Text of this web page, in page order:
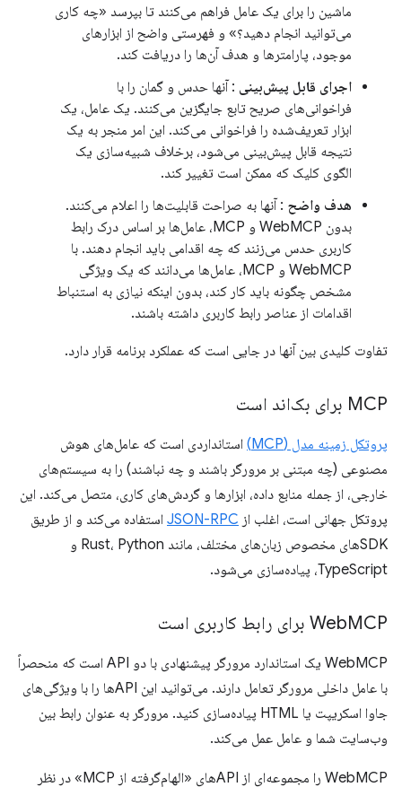
ماشین را برای یک عامل فراهم می‌کنند تا بپرسد «چه کاری
می‌توانید انجام دهید؟» و فهرستی واضح از ابزارهای
موجود، پارامترها و هدف آن‌ها را دریافت کند.
اجرای قابل پیش‌بینی : آنها حدس و گمان را با
فراخوانی‌های صریح تابع جایگزین می‌کنند. یک عامل، یک
ابزار تعریف‌شده را فراخوانی می‌کند. این امر منجر به یک
نتیجه قابل پیش‌بینی می‌شود، برخلاف شبیه‌سازی یک
الگوی کلیک که ممکن است تغییر کند.
هدف واضح : آنها به صراحت قابلیت‌ها را اعلام می‌کنند.
بدون WebMCP و MCP، عامل‌ها بر اساس درک رابط
کاربری حدس می‌زنند که چه اقدامی باید انجام دهند. با
WebMCP و MCP، عامل‌ها می‌دانند که یک ویژگی
مشخص چگونه باید کار کند، بدون اینکه نیازی به استنباط
اقدامات از عناصر رابط کاربری داشته باشند.
تفاوت کلیدی بین آنها در جایی است که عملکرد برنامه قرار دارد.
MCP برای بک‌اند است
پروتکل زمینه مدل (MCP)
استانداردی است که عامل‌های هوش
مصنوعی (چه مبتنی بر مرورگر باشند و چه نباشند) را به سیستم‌های
خارجی، از جمله منابع داده، ابزارها و گردش‌های کاری، متصل می‌کند. این
پروتکل جهانی است، اغلب از JSON-RPC استفاده می‌کند و از طریق
SDKهای مخصوص زبان‌های مختلف، مانند Rust، Python و
TypeScript، پیاده‌سازی می‌شود.
WebMCP برای رابط کاربری است
WebMCP یک استاندارد مرورگر پیشنهادی با دو API است که منحصراً
با عامل داخلی مرورگر تعامل دارند. می‌توانید این APIها را با ویژگی‌های
جاوا اسکریپت یا HTML پیاده‌سازی کنید. مرورگر به عنوان رابط بین
وب‌سایت شما و عامل عمل می‌کند.
WebMCP را مجموعه‌ای از APIهای «الهام‌گرفته از MCP» در نظر